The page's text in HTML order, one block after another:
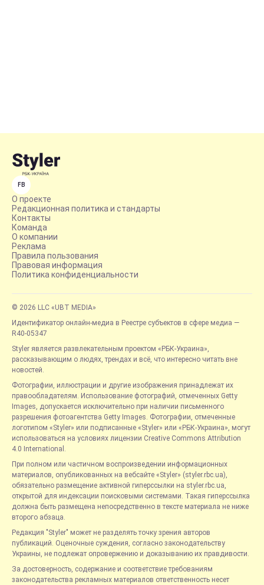
FB
О проекте
Редакционная политика и стандарты
Контакты
Команда
О компании
Реклама
Правила пользования
Правовая информация
Политика конфиденциальности
© 2026 LLC «UBT MEDIA»
Идентификатор онлайн-медиа в Реестре субъектов в сфере медиа —
R40-05347
Styler является развлекательным проектом «РБК-Украина»,
рассказывающим о людях, трендах и всё, что интересно читать вне
новостей.
Фотографии, иллюстрации и другие изображения принадлежат их
правообладателям. Использование фотографий, отмеченных Getty
Images, допускается исключительно при наличии письменного
разрешения фотоагентства Getty Images. Фотографии, отмеченные
логотипом «Styler» или подписанные «Styler» или «РБК-Украина», могут
использоваться на условиях лицензии Creative Commons Attribution
4.0 International.
При полном или частичном воспроизведении информационных
материалов, опубликованных на вебсайте «Styler» (styler.rbc.ua),
обязательно размещение активной гиперссылки на styler.rbc.ua,
открытой для индексации поисковыми системами. Такая гиперссылка
должна быть размещена непосредственно в тексте материала не ниже
второго абзаца.
Редакция "Styler" может не разделять точку зрения авторов
публикаций. Оценочные суждения, согласно законодательству
Украины, не подлежат опровержению и доказыванию их правдивости.
За достоверность, содержание и соответствие требованиям
законодательства рекламных материалов ответственность несет